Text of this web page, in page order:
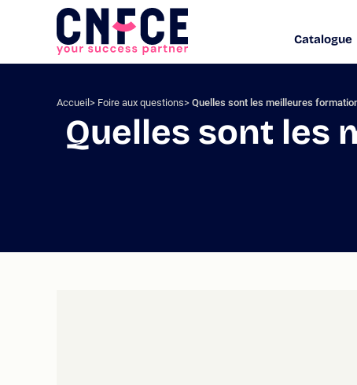
Aller
Logo
site
Catalogue
Accueil Foire aux questions Quelles sont les meilleures
Quelles sont les